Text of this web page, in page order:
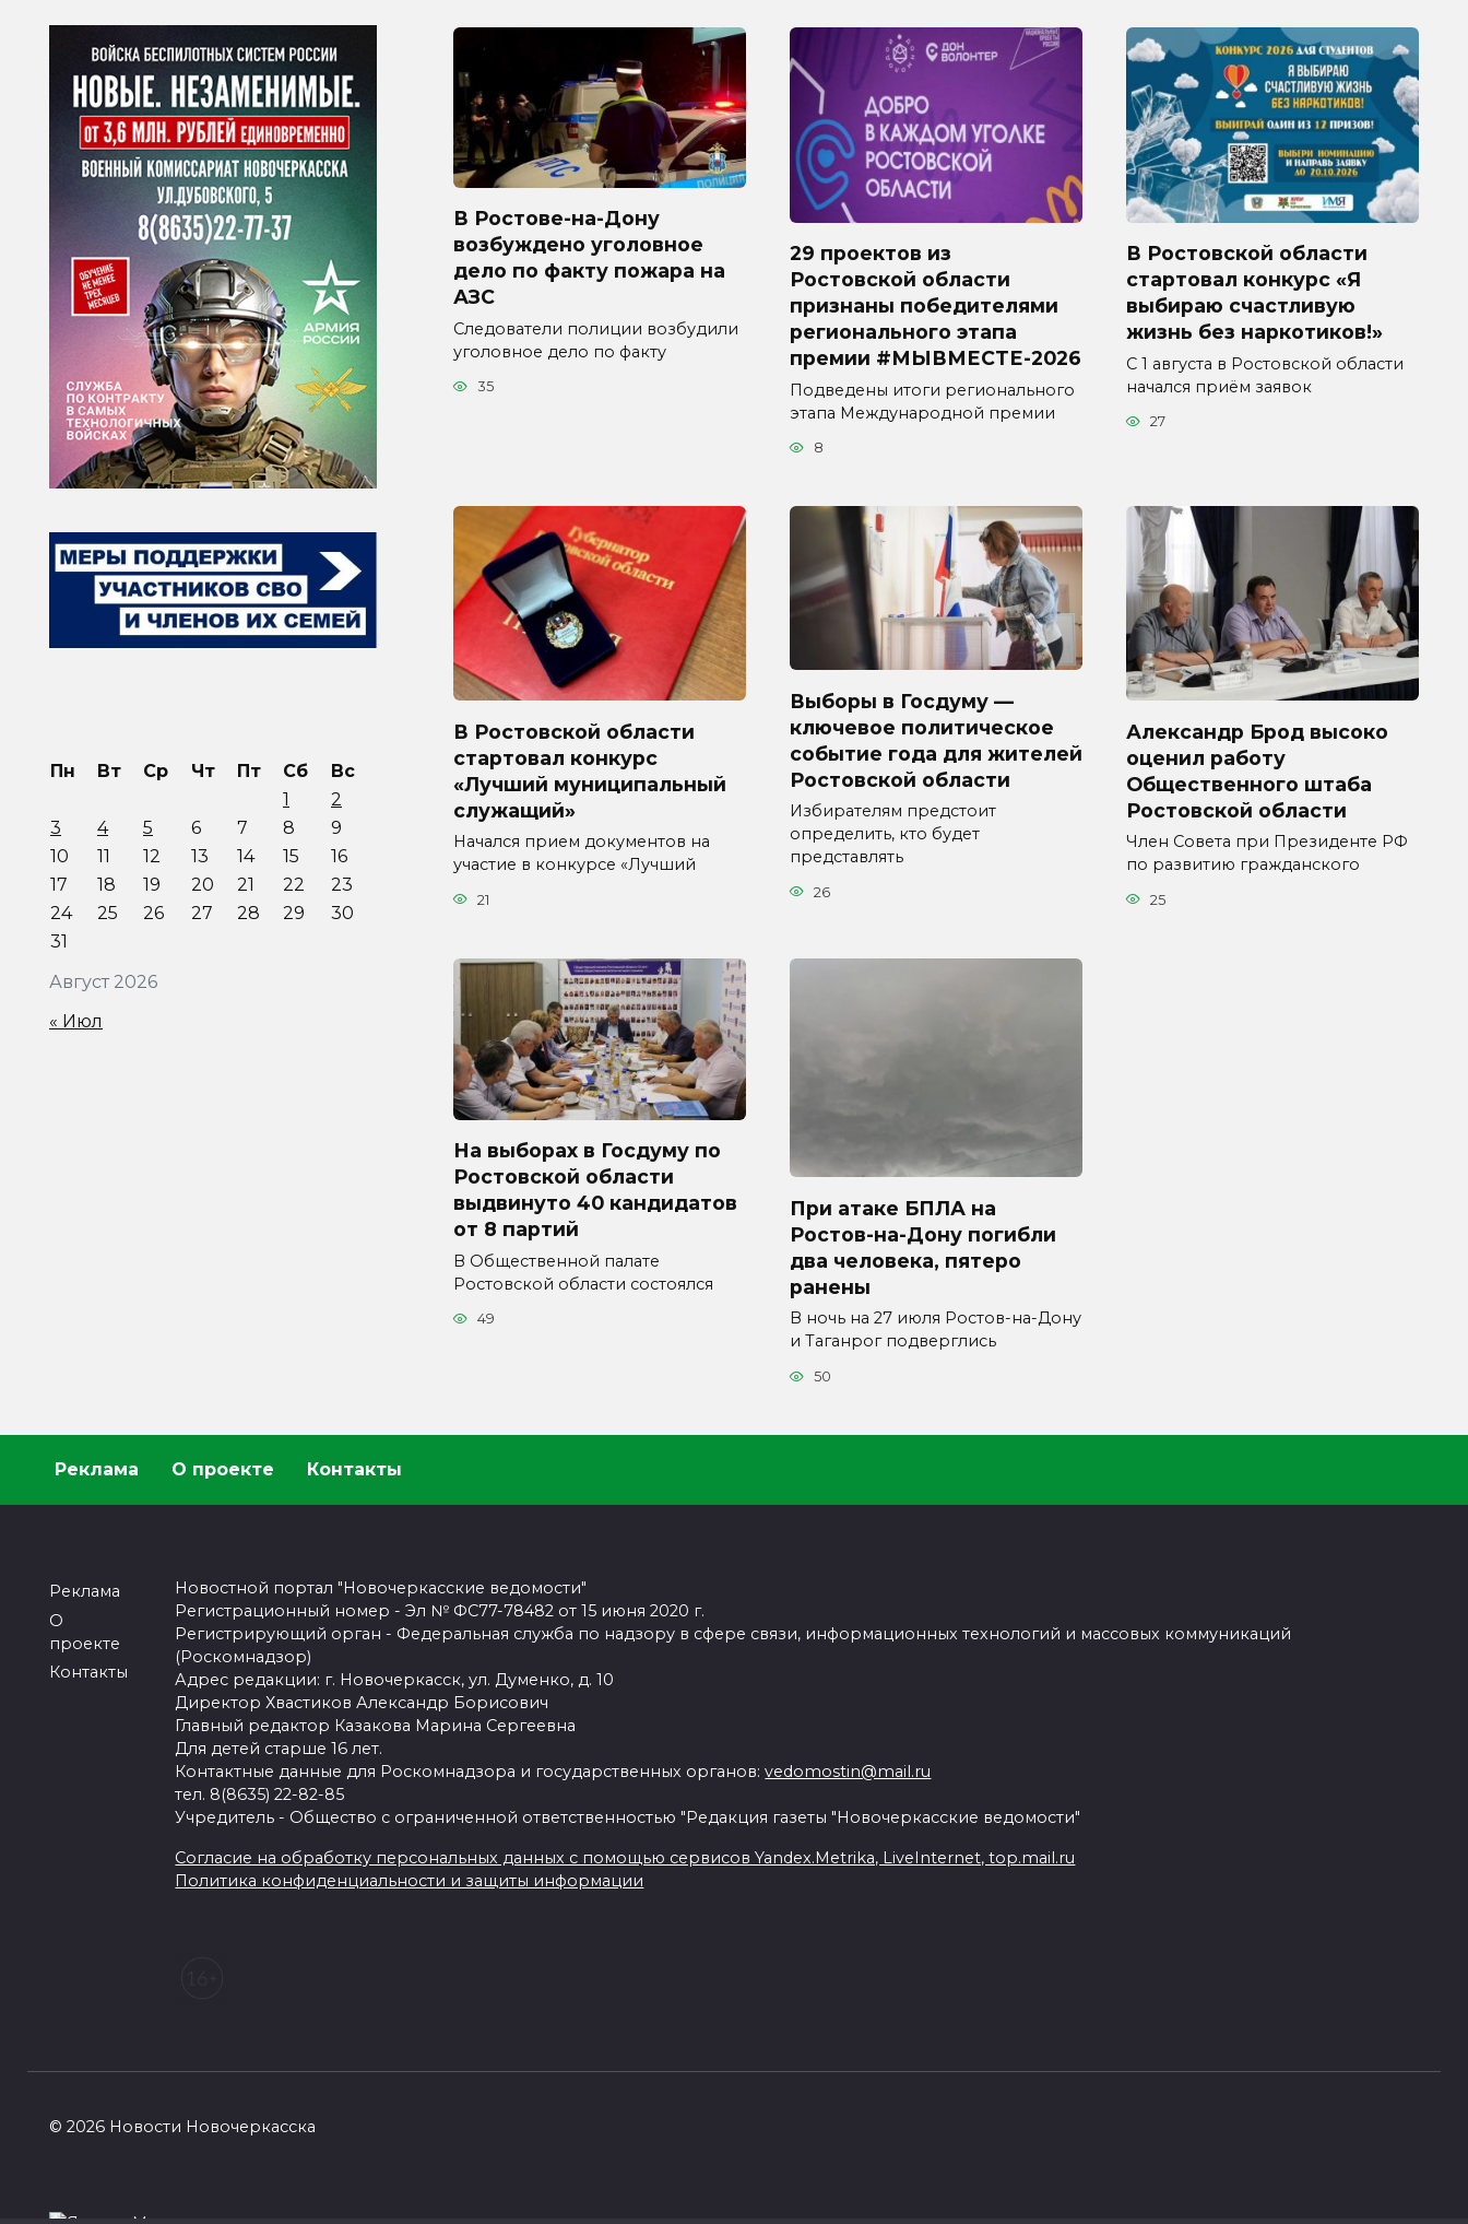
В Ростове-на-Дону
возбуждено уголовное
дело по факту пожара на
АЗС
Следователи полиции возбудили
уголовное дело по факту
35
29 проектов из
Ростовской области
признаны победителями
регионального этапа
премии #МЫВМЕСТЕ-2026
Подведены итоги регионального
этапа Международной премии
8
В Ростовской области
стартовал конкурс «Я
выбираю счастливую
жизнь без наркотиков!»
С 1 августа в Ростовской области
начался приём заявок
27
В Ростовской области
стартовал конкурс
«Лучший муниципальный
служащий»
Начался прием документов на
участие в конкурсе «Лучший
21
Выборы в Госдуму —
ключевое политическое
событие года для жителей
Ростовской области
Избирателям предстоит
определить, кто будет
представлять
26
Александр Брод высоко
оценил работу
Общественного штаба
Ростовской области
Член Совета при Президенте РФ
по развитию гражданского
25
На выборах в Госдуму по
Ростовской области
выдвинуто 40 кандидатов
от 8 партий
В Общественной палате
Ростовской области состоялся
49
При атаке БПЛА на
Ростов-на-Дону погибли
два человека, пятеро
ранены
В ночь на 27 июля Ростов-на-Дону
и Таганрог подверглись
50
Август 2026
Пн Вт Ср Чт Пт Сб
Вс
1
2
3
4 5 6 7 8
9
10
11 12 13 14 15
16
17
18 19 20 21 22
23
24
25 26 27 28 29
30
31
« Июл
Реклама О проекте Контакты
Реклама
О
проекте
Контакты
Новостной портал "Новочеркасские ведомости"
Регистрационный номер - Эл № ФС77-78482 от 15 июня 2020 г.
Регистрирующий орган - Федеральная служба по надзору в сфере связи, информационных технологий и массовых коммуникаций
(Роскомнадзор)
Адрес редакции: г. Новочеркасск, ул. Думенко, д. 10
Директор Хвастиков Александр Борисович
Главный редактор Казакова Марина Сергеевна
Для детей старше 16 лет.
Контактные данные для Роскомнадзора и государственных органов:vedomostin@mail.ru
тел. 8(8635) 22-82-85
Учредитель - Общество с ограниченной ответственностью "Редакция газеты "Новочеркасские ведомости"
Согласие на обработку персональных данных с помощью сервисов Yandex.Metrika, LiveInternet, top.mail.ru
Политика конфиденциальности и защиты информации
© 2026 Новости Новочеркасска